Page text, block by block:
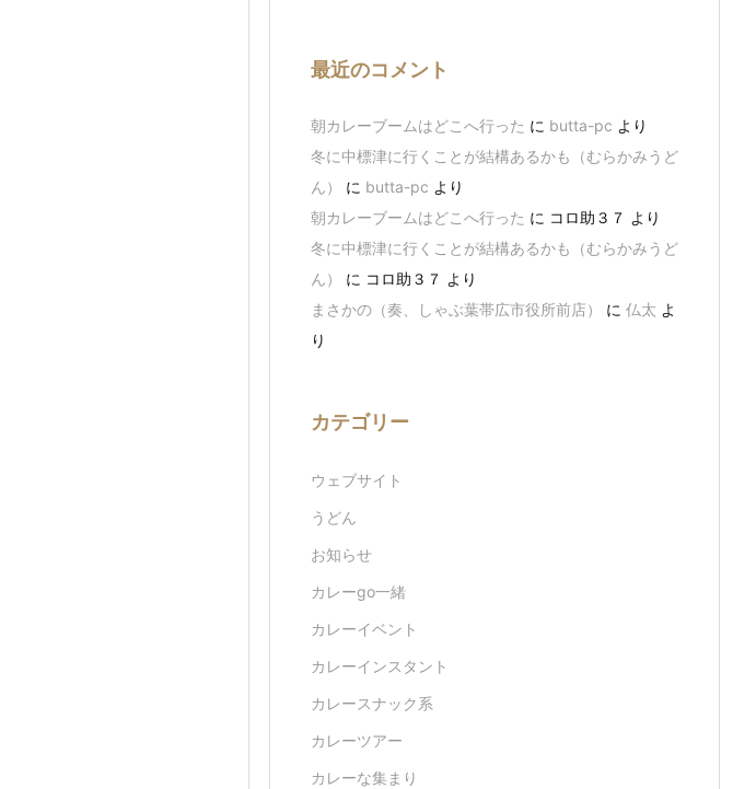
最近のコメント
朝カレーブームはどこへ行った に butta-pc より
冬に中標津に行くことが結構あるかも（むらかみうど
ん）
に butta-pc より
朝カレーブームはどこへ行った に コロ助３７ より
冬に中標津に行くことが結構あるかも（むらかみうど
ん）
に コロ助３７ より
まさかの（奏、しゃぶ葉帯広市役所前店）
に 仏太 よ
り
カテゴリー
ウェブサイト
うどん
お知らせ
カレーgo一緒
カレーイベント
カレーインスタント
カレースナック系
カレーツアー
カレーな集まり